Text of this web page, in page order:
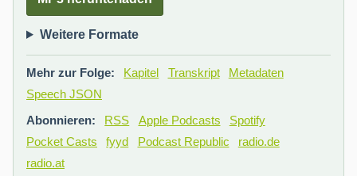
Weitere Formate
Mehr zur Folge: Kapitel Transkript
Metadaten
Speech JSON
Abonnieren:
RSS Apple Podcasts
Spotify
Pocket Casts
fyyd Podcast Republic
radio.de
radio.at